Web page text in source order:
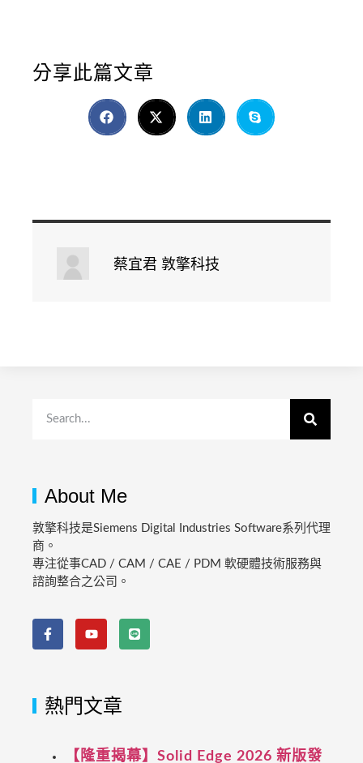
分享此篇文章
蔡宜君 敦擎科技
About Me
敦擎科技是Siemens Digital Industries Software系列代理
商。
專注從事CAD / CAM / CAE / PDM 軟硬體技術服務與
諮詢整合之公司。
熱門文章
【隆重揭幕】Solid Edge 2026 新版發